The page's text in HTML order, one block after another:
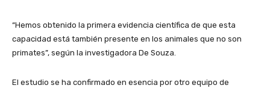
“Hemos obtenido la primera evidencia científica de que esta
capacidad está también presente en los animales que no son
primates”, según la investigadora De Souza.
El estudio se ha confirmado en esencia por otro equipo de